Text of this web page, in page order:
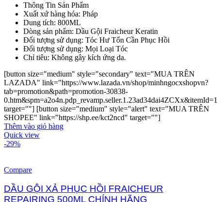
Thông Tin Sản Phẩm
Xuất xứ hàng hóa: Pháp
Dung tích: 800ML
Dòng sản phẩm: Dầu Gội Fraicheur Keratin
Đối tượng sử dụng: Tóc Hư Tổn Cần Phục Hồi
Đối tượng sử dụng: Mọi Loại Tóc
Chỉ tiêu: Không gây kích ứng da.
[button size="medium" style="secondary" text="MUA TRÊN
LAZADA" link="https://www.lazada.vn/shop/minhngocxshopvn?
tab=promotion&path=promotion-30838-
target=""] [button size="medium" style="alert" text="MUA TRÊN
SHOPEE" link="https://shp.ee/kct2ncd" target=""]
Thêm vào giỏ hàng
Quick view
-29%
Compare
DẦU GỘI XẢ PHỤC HỒI FRAICHEUR
REPAIRING 500ML CHÍNH HÃNG